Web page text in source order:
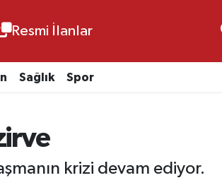
Resmi İlanlar
Sağlık Spor
krizi devam ediyor.